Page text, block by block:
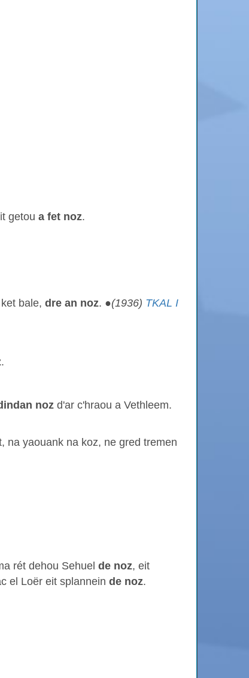
getou a fet noz.
bale, dre an noz. ●(1936) TKAL I
.
noz d'ar c'hraou a Vethleem.
na yaouank na koz, ne gred tremen
rét dehou Sehuel de noz, eit
el Loër eit splannein de noz.